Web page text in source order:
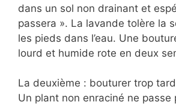
dans un sol non drainant et
passera ». La lavande tolère la
les pieds dans l’eau. Une
lourd et humide rote en deux
La deuxième : bouturer trop
Un plant non enraciné ne passe